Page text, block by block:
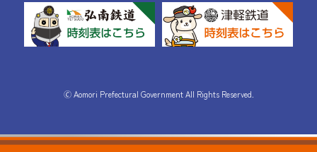
🄫 Aomori Prefectural Government All Rights Reserved.